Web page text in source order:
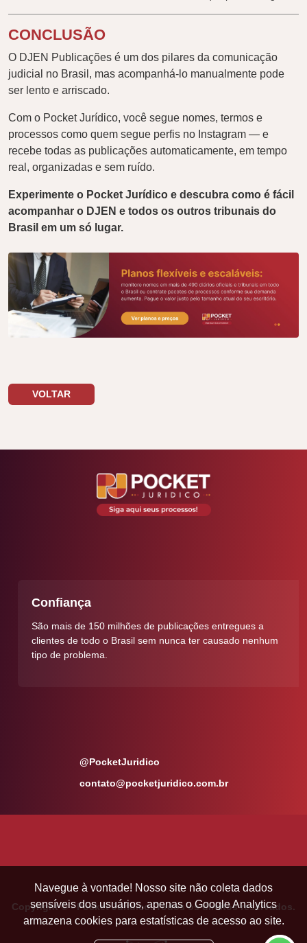
CONCLUSÃO
O DJEN Publicações é um dos pilares da comunicação
judicial no Brasil, mas acompanhá-lo manualmente pode
ser lento e arriscado.
Com o Pocket Jurídico, você segue nomes, termos e
processos como quem segue perfis no Instagram — e
recebe todas as publicações automaticamente, em tempo
real, organizadas e sem ruído.
Experimente o Pocket Jurídico e descubra como é fácil
acompanhar o DJEN e todos os outros tribunais do
Brasil em um só lugar.
VOLTAR
Confiança
São mais de 150 milhões de publicações entregues a
clientes de todo o Brasil sem nunca ter causado nenhum
tipo de problema.
@PocketJuridico
contato@pocketjuridico.com.br
Copyright © - Pocket Jurídico. Todos os direitos reservados.
Navegue à vontade! Nosso site não coleta dados
sensíveis dos usuários, apenas o Google Analytics
armazena cookies para estatísticas de acesso ao site.